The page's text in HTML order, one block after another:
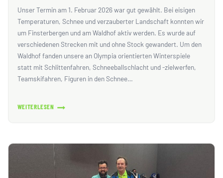
Unser Termin am 1. Februar 2026 war gut gewählt. Bei eisigen
Temperaturen, Schnee und verzauberter Landschaft konnten wir
um Finsterbergen und am Waldhof aktiv werden. Es wurde auf
verschiedenen Strecken mit und ohne Stock gewandert. Um den
Waldhof fanden unsere an Olympia orientierten Winterspiele
statt mit Schlittenfahren, Schneeballschlacht und -zielwerfen,
Teamskifahren, Figuren in den Schnee…
WEITERLESEN
WINTERERLEBNISTAG